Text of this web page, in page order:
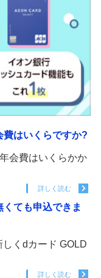
はいくらですか?
会費はいくらかか
詳しく読む
ても申込できま
くdカード GOLD
詳しく読む